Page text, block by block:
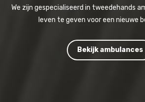
We zijn gespecialiseerd in tweedehands
leven te geven voor een nieuwe
Bekijk ambulances